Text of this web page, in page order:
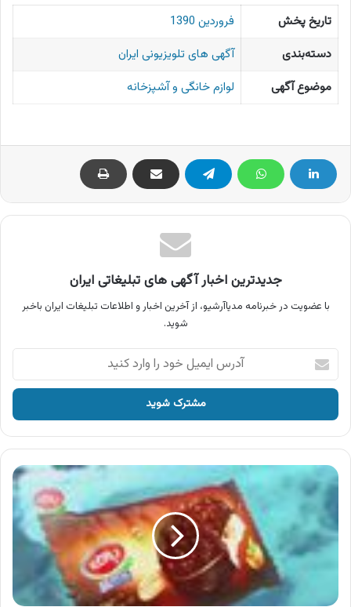
تاریخ پخش
فروردین 1390
دسته‌بندی
آگهی های تلویزیونی ایران
موضوع آگهی
لوازم خانگی و آشپزخانه
جدیدترین اخبار آگهی های تبلیغاتی ایران
با عضویت در خبرنامه مدیاآرشیو، از آخرین اخبار و اطلاعات تبلیغات ایران باخبر
شوید.
آدرس
ایمیل
خود
وارد
کنید
آگهی
بستنی